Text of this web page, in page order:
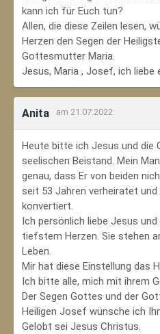
kann ich für Euch tun?
Allen, die diese Zeilen lesen,
Herzen den Segen der
Gottesmutter Maria.
Jesus, Maria , Josef, ich liebe
Anita am 21.07.2022
Heute bitte ich Jesus und die
seelischen Beistand. Mein
genau, dass Er von beiden
seit 53 Jahren verheiratet
konvertiert.
Ich persönlich liebe Jesus
tiefstem Herzen. Sie stehen
Leben.
Mir hat diese Einstellung das
Ich bitte alle, mich mit ihrem
Der Segen Gottes und der
Heiligen Josef wünsche ich
Gelobt sei Jesus Christus.